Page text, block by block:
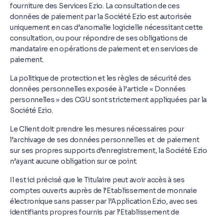
fourniture des Services Ezio. La consultation de ces
données de paiement par la Société Ezio est autorisée
uniquement en cas d’anomalie logicielle nécessitant cette
consultation, ou pour répondre de ses obligations de
mandataire en opérations de paiement et en services de
paiement.
La politique de protection et les règles de sécurité des
données personnelles exposée à l’article « Données
personnelles » des CGU sont strictement appliquées par la
Société Ezio.
Le Client doit prendre les mesures nécessaires pour
l’archivage de ses données personnelles et de paiement
sur ses propres supports d’enregistrement, la Société Ezio
n’ayant aucune obligation sur ce point.
Il est ici précisé que le Titulaire peut avoir accès à ses
comptes ouverts auprès de l’Etablissement de monnaie
électronique sans passer par l’Application Ezio, avec ses
identifiants propres fournis par l’Etablissement de